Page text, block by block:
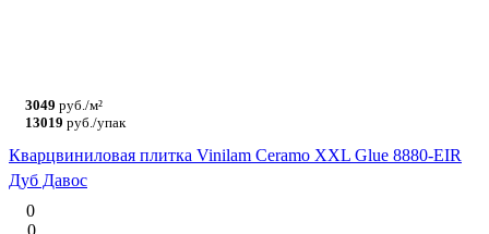
3049 руб./м²
13019 руб./упак
Кварцвиниловая плитка Vinilam Ceramo XXL Glue 8880-EIR
Дуб Давос
0